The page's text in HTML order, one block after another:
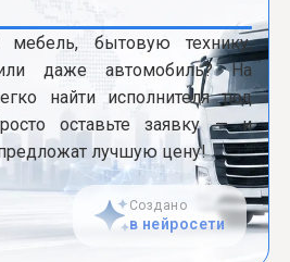
мебель, бытовую технику,
даже автомобиль? На
найти исполнителя под
оставьте заявку — и
лучшую цену!
Создано
в нейросети